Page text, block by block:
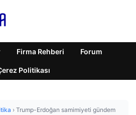
Firma Rehberi Forum
Politikası
› Trump-Erdoğan samimiyeti gündem